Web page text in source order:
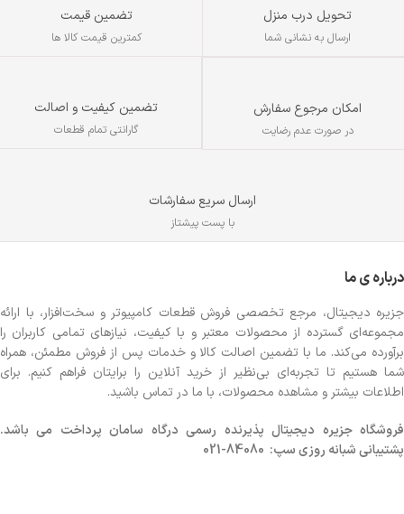
دکمه‌های نرم و بی‌صدا برای تایپ
طولانی‌مدت
خستگی دست‌ها
تحویل درب منزل
ارسال به نشانی شما
تضمین قیمت
کمترین قیمت کالا ها
امکان مرجوع سفارش
در صورت عدم رضایت
تضمین کیفیت و اصالت
گارانتی تمام قطعات
ارسال سریع سفارشات
با پست پیشتاز
درباره ی ما
جزیره دیجیتال، مرجع تخصصی فروش قطعات کامپیوتر و سخت‌افزار، با ارائه
مجموعه‌ای گسترده از محصولات معتبر و با کیفیت، نیازهای تمامی کاربران را
برآورده می‌کند. ما با تضمین اصالت کالا و خدمات پس از فروش مطمئن، همراه
شما هستیم تا تجربه‌ای بی‌نظیر از خرید آنلاین را برایتان فراهم کنیم. برای
اطلاعات بیشتر و مشاهده محصولات، با ما در تماس باشید.
فروشگاهجزیره دیجیتال پذیرنده رسمی درگاه سامان پرداخت می باشد.
پشتیبانی شبانه روزی سپ: 84080-021